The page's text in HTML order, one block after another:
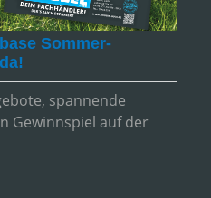
Sommer-
spannende
Gewinnspiel auf der